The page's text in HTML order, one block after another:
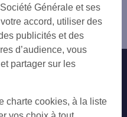
DU VAL
THEATRE
Nous contacter
SG
Générale et ses
accord, utiliser des
publicités et des
d’audience, vous
partager sur les
charte cookies, à la liste